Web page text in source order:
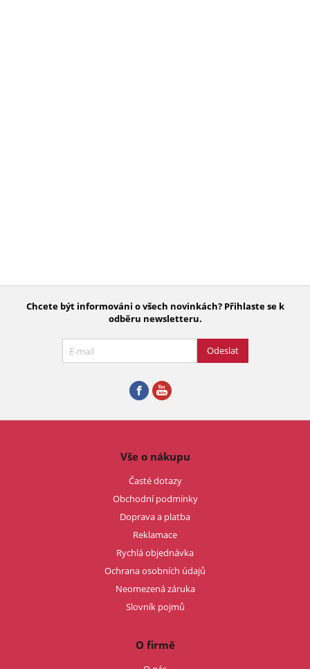
Chcete být informováni o všech novinkách? Přihlaste se k
odběru newsletteru.
Odeslat
Vše o nákupu
Časté dotazy
Obchodní podmínky
Doprava a platba
Reklamace
Rychlá objednávka
Ochrana osobních údajů
Neomezená záruka
Slovník pojmů
O firmě